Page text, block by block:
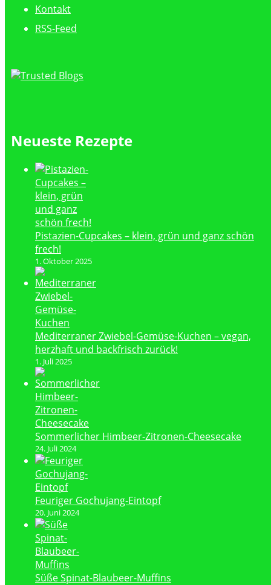
Kontakt
RSS-Feed
Neueste Rezepte
Pistazien-Cupcakes – klein, grün und ganz schön
frech!
1. Oktober 2025
Mediterraner Zwiebel-Gemüse-Kuchen – vegan,
herzhaft und backfrisch zurück!
1. Juli 2025
Sommerlicher Himbeer-Zitronen-Cheesecake
24. Juli 2024
Feuriger Gochujang-Eintopf
20. Juni 2024
Süße Spinat-Blaubeer-Muffins